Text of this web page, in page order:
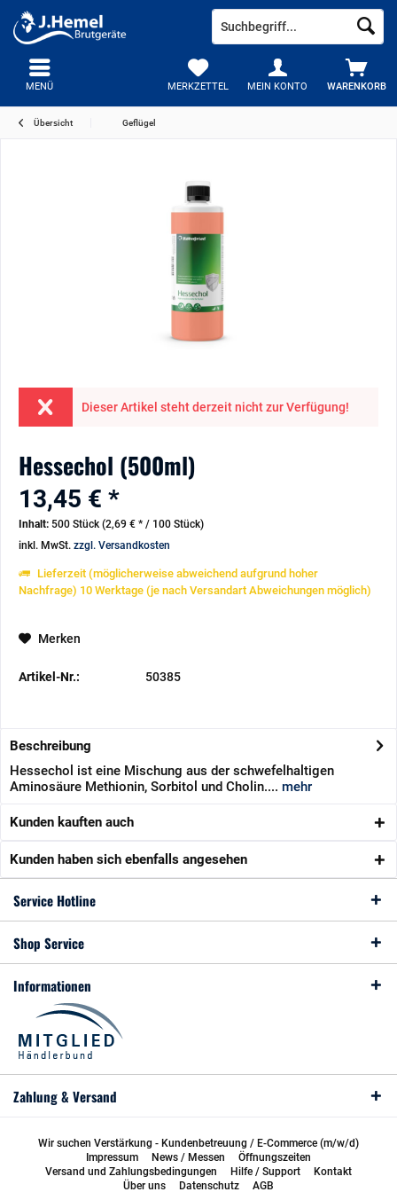
WARENKORB
MERKZETTEL MEIN KONTO
MENÜ
Übersicht Geflügel
Dieser Artikel steht derzeit nicht zur Verfügung!
Hessechol (500ml)
13,45 € *
Inhalt: 500 Stück (2,69 € * / 100 Stück)
inkl. MwSt. zzgl. Versandkosten
Lieferzeit (möglicherweise abweichend aufgrund hoher
Nachfrage) 10 Werktage (je nach Versandart Abweichungen möglich)
Merken
Artikel-Nr.: 50385
Beschreibung
Hessechol ist eine Mischung aus der schwefelhaltigen
Aminosäure Methionin, Sorbitol und Cholin.... mehr
Kunden kauften auch
Kunden haben sich ebenfalls angesehen
Service Hotline
Shop Service
Informationen
Zahlung & Versand
Wir suchen Verstärkung - Kundenbetreuung / E-Commerce (m/w/d)
Impressum
News / Messen
Öffnungszeiten
Versand und Zahlungsbedingungen
Hilfe / Support
Kontakt
Über uns
Datenschutz AGB